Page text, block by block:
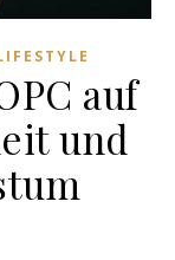
auf
und